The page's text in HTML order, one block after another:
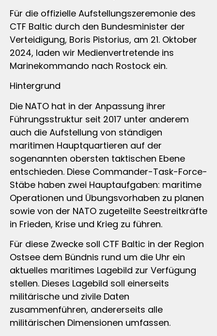
Für die offizielle Aufstellungszeremonie des
CTF Baltic durch den Bundesminister der
Verteidigung, Boris Pistorius, am 21. Oktober
2024, laden wir Medienvertretende ins
Marinekommando nach Rostock ein.
Hintergrund
Die NATO hat in der Anpassung ihrer
Führungsstruktur seit 2017 unter anderem
auch die Aufstellung von ständigen
maritimen Hauptquartieren auf der
sogenannten obersten taktischen Ebene
entschieden. Diese Commander-Task-Force-
Stäbe haben zwei Hauptaufgaben: maritime
Operationen und Übungsvorhaben zu planen
sowie von der NATO zugeteilte Seestreitkräfte
in Frieden, Krise und Krieg zu führen.
Für diese Zwecke soll CTF Baltic in der Region
Ostsee dem Bündnis rund um die Uhr ein
aktuelles maritimes Lagebild zur Verfügung
stellen. Dieses Lagebild soll einerseits
militärische und zivile Daten
zusammenführen, andererseits alle
militärischen Dimensionen umfassen.